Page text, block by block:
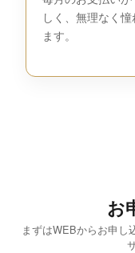
しく、無理なく
ます。
お
まずはWEBからお申し